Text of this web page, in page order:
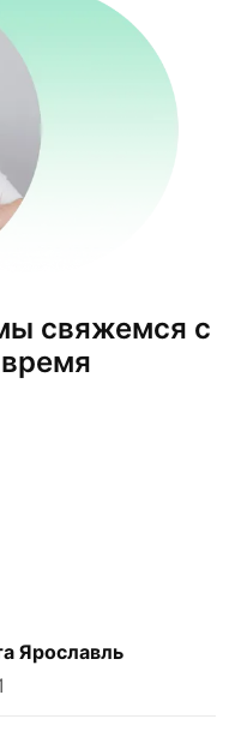
свяжемся с
Ярославль